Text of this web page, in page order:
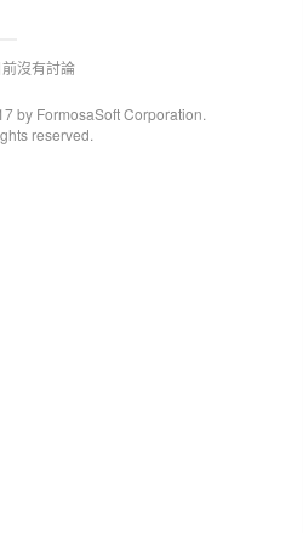
前沒有討論
by FormosaSoft Corporation.
reserved.